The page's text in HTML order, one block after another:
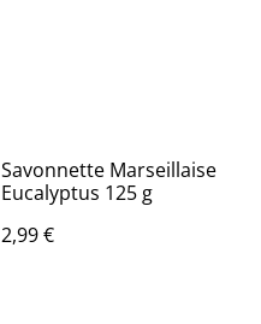
Savonnette Marseillaise
Eucalyptus 125 g
2,99 €